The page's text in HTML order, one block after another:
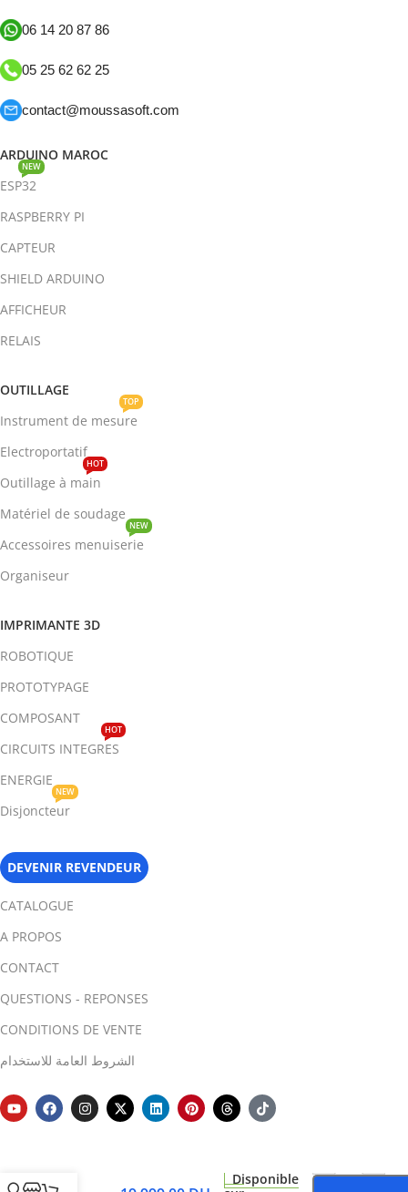
06 14 20 87 86
05 25 62 62 25
contact@moussasoft.com
ARDUINO MAROC
ESP32
NEW
RASPBERRY PI
CAPTEUR
SHIELD ARDUINO
AFFICHEUR
RELAIS
OUTILLAGE
Instrument de mesure
TOP
Electroportatif
Outillage à main
HOT
Matériel de soudage
Accessoires menuiserie
NEW
Organiseur
IMPRIMANTE 3D
ROBOTIQUE
PROTOTYPAGE
COMPOSANT
CIRCUITS INTEGRES
HOT
ENERGIE
Disjoncteur
NEW
DEVENIR REVENDEUR
CATALOGUE
A PROPOS
CONTACT
QUESTIONS - REPONSES
CONDITIONS DE VENTE
الشروط العامة للاستخدام
Disponible